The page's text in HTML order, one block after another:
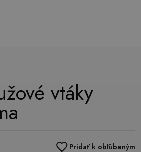
vtáky
Pridať k obľúbeným